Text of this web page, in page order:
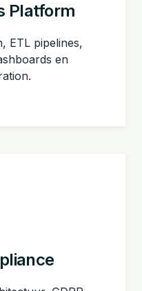
Platform
ETL pipelines,
en